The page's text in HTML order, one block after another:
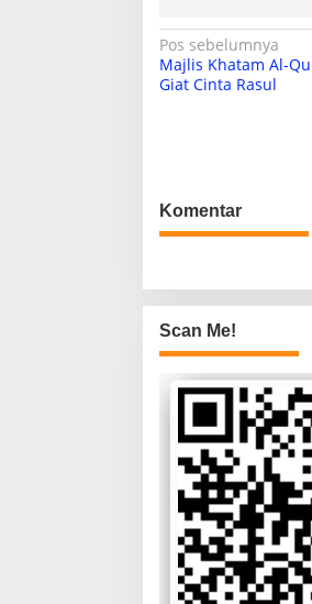
N
a
a
s
p
o
s
Pos sebelumnya
Majlis Khatam Al-
Giat Cinta Rasul
Komentar
Scan Me!